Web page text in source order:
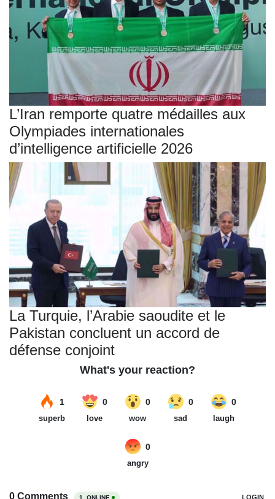
L’Iran remporte quatre médailles aux
Olympiades internationales
d’intelligence artificielle 2026
La Turquie, l’Arabie saoudite et le
Pakistan concluent un accord de
défense conjoint